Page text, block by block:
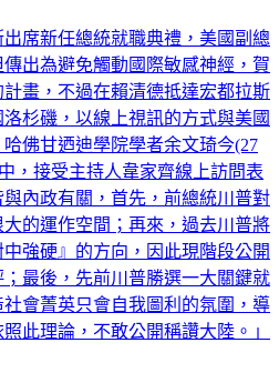
席新任總統就職典禮，美國副總
出為避免觸動國際敏感神經，賀
畫，不過在賴清德抵達宏都拉斯
杉磯，以線上視訊的方式與美國
佛甘迺迪學院學者余文琦今(27
，接受主持人韋家齊線上訪問表
內政有關，首先，前總統川普對
的運作空間；再來，過去川普將
強硬』的方向，因此現階段公開
最後，先前川普勝選一大關鍵就
會菁英只會自我圖利的氛圍，導
此理論，不敢公開稱讚大陸。」